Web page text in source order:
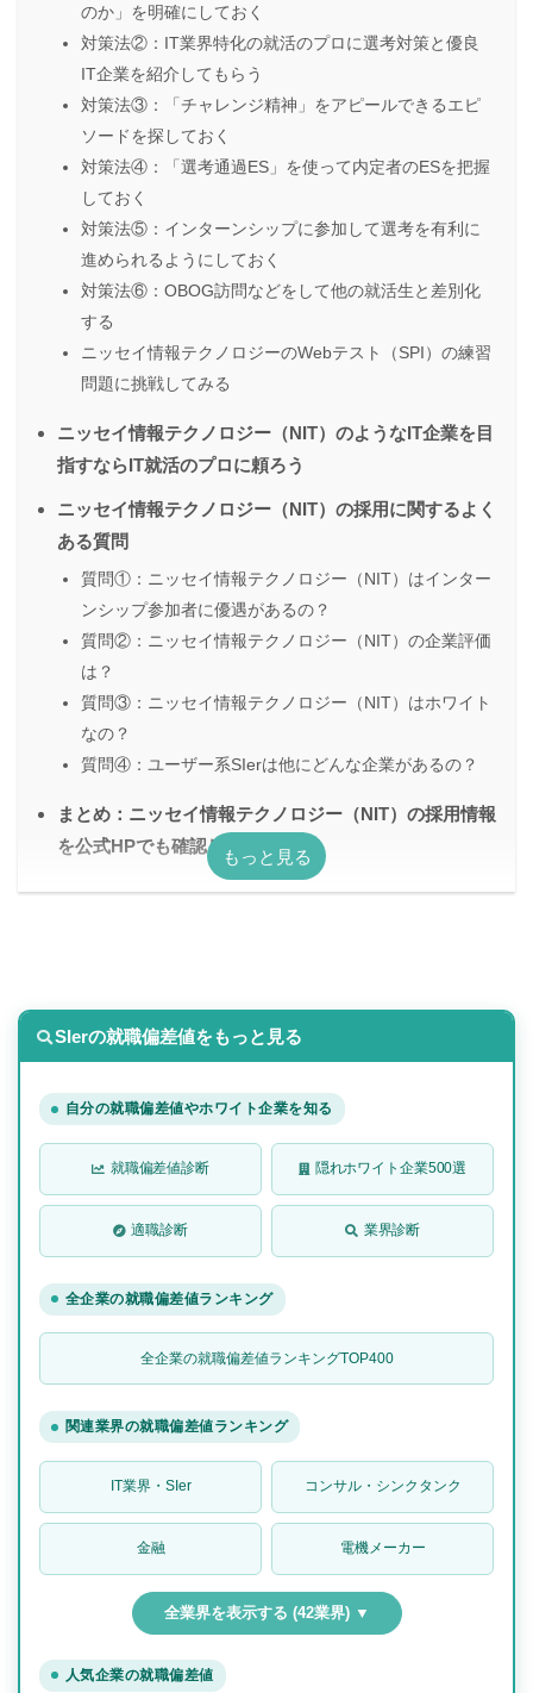
のか」を明確にしておく
対策法②：IT業界特化の就活のプロに選考対策と優良
IT企業を紹介してもらう
対策法③：「チャレンジ精神」をアピールできるエピ
ソードを探しておく
対策法④：「選考通過ES」を使って内定者のESを把握
しておく
対策法⑤：インターンシップに参加して選考を有利に
進められるようにしておく
対策法⑥：OBOG訪問などをして他の就活生と差別化
する
ニッセイ情報テクノロジーのWebテスト（SPI）の練習
問題に挑戦してみる
ニッセイ情報テクノロジー（NIT）のようなIT企業を目
指すならIT就活のプロに頼ろう
ニッセイ情報テクノロジー（NIT）の採用に関するよく
ある質問
質問①：ニッセイ情報テクノロジー（NIT）はインター
ンシップ参加者に優遇があるの？
質問②：ニッセイ情報テクノロジー（NIT）の企業評価
は？
質問③：ニッセイ情報テクノロジー（NIT）はホワイト
なの？
質問④：ユーザー系SIerは他にどんな企業があるの？
まとめ：ニッセイ情報テクノロジー（NIT）の採用情報
を公式HPでも確認してみよう
SIerの就職偏差値をもっと見る
自分の就職偏差値やホワイト企業を知る
就職偏差値診断 隠れホワイト企業500選
適職診断 業界診断
全企業の就職偏差値ランキング
全企業の就職偏差値ランキングTOP400
関連業界の就職偏差値ランキング
IT業界・SIer コンサル・シンクタンク
金融 電機メーカー
全業界を表示する (42業界) ▼
人気企業の就職偏差値